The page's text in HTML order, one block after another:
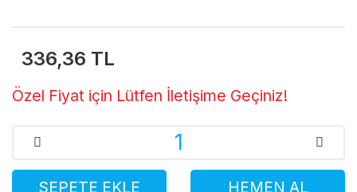
336,36 TL
Özel Fiyat için Lütfen İletişime Geçiniz!
SEPETE EKLE HEMEN AL